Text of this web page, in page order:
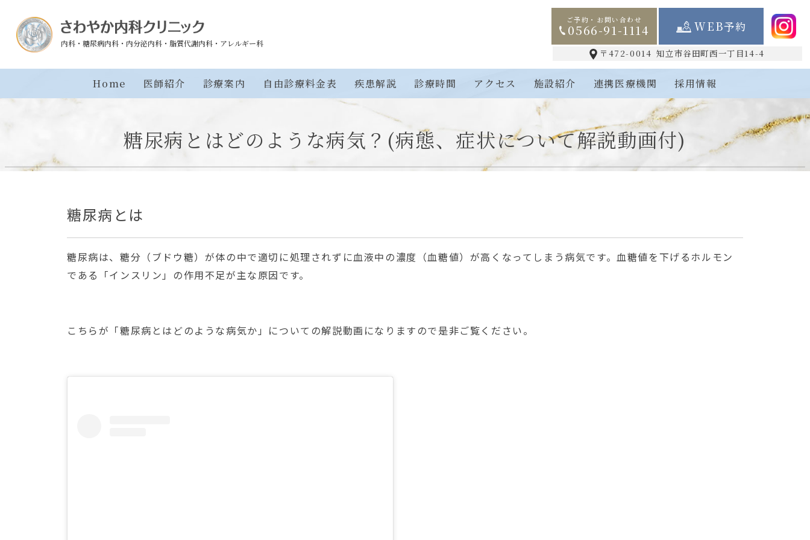
内科 糖尿病内科 内分泌内科 脂質代謝内科 アレルギー科
ご予約・お問い合わせ
0566-91-1114 WEB予約
〒472-0014 知立市谷田町西一丁目14-4
Home 医師紹介 診療案内 自由診療料金表 疾患解説 診療時間 アクセス 施設紹介 連携医療機関 採用情報
糖尿病とはどのような病気？(病態、症状について解説動画付)
糖尿病とは
糖尿病は、糖分（ブドウ糖）が体の中で適切に処理されずに血液中の濃度（血糖値）が高くなってしまう病気です。血糖値を下げるホルモン
である「インスリン」の作用不足が主な原因です。
こちらが「糖尿病とはどのような病気か」についての解説動画になりますので是非ご覧ください。